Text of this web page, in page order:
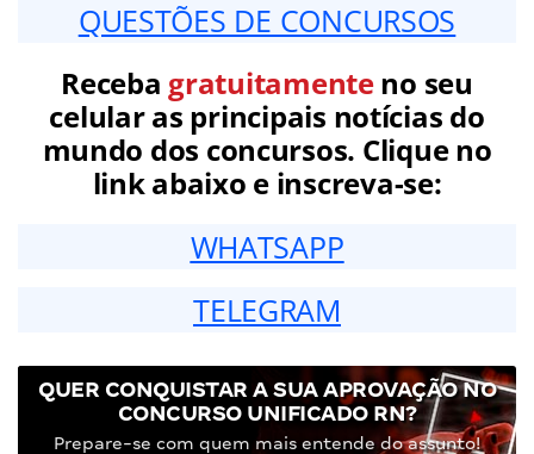
QUESTÕES DE CONCURSOS
Receba gratuitamenteno seu
celular as principais notícias do
mundo dos concursos. Clique no
link abaixo e inscreva-se:
WHATSAPP
TELEGRAM
QUER CONQUISTAR A SUA APROVAÇÃO NO
CONCURSO UNIFICADO RN?
Prepare-se com quem mais entende do assunto!